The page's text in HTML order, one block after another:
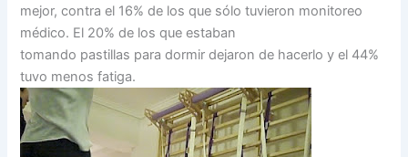
mejor, contra el 16% de los que sólo tuvieron monitoreo
médico. El 20% de los que estaban
tomando pastillas para dormir dejaron de hacerlo y el 44%
tuvo menos fatiga.